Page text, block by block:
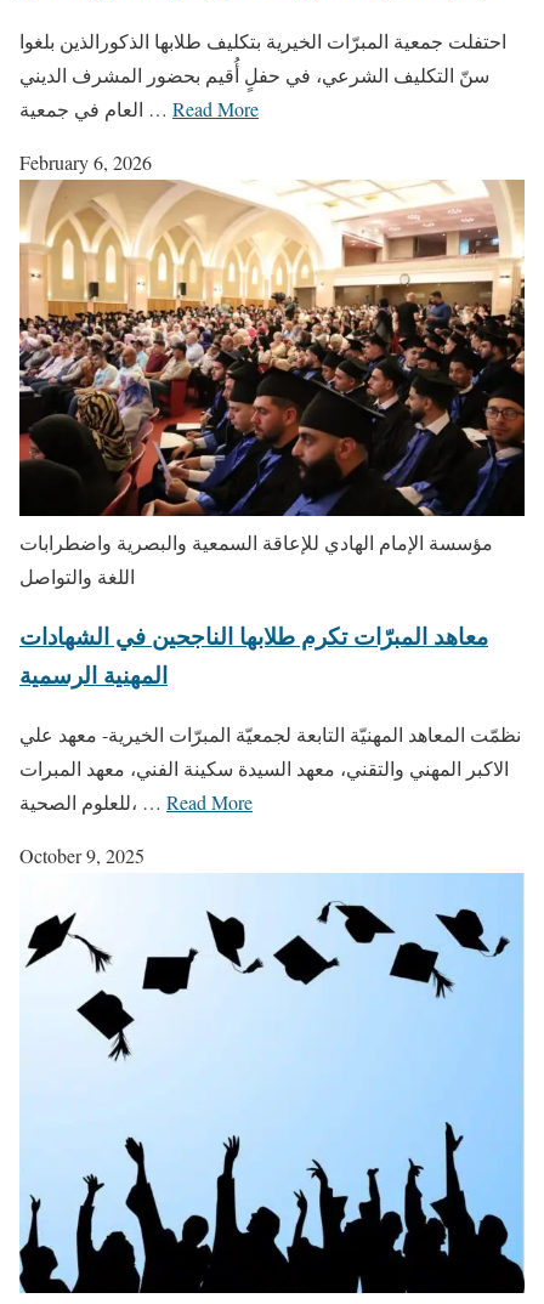
احتفلت جمعية المبرّات الخيرية بتكليف طلابها الذكورالذين بلغوا
سنّ التكليف الشرعي، في حفلٍ أُقيم بحضور المشرف الديني
العام في جمعية … Read More
February 6, 2026
مؤسسة الإمام الهادي للإعاقة السمعية والبصرية واضطرابات
اللغة والتواصل
معاهد المبرّات تكرم طلابها الناجحين في الشهادات
المهنية الرسمية
نظمّت المعاهد المهنيّة التابعة لجمعيّة المبرّات الخيرية- معهد علي
الاكبر المهني والتقني، معهد السيدة سكينة الفني، معهد المبرات
للعلوم الصحية، … Read More
October 9, 2025